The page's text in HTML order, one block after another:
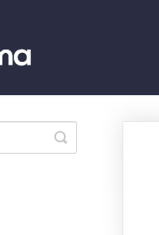
Toggle
Search